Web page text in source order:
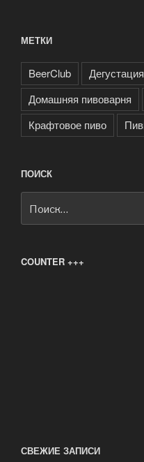
МЕТКИ
BeerClub
Домашняя пивоварня
Крафтовое пиво
ПОИСК
COUNTER +++
СВЕЖИЕ ЗАПИСИ